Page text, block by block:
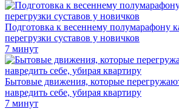
Подготовка к весеннему полумарафону
перегрузки суставов у новичков
7 минут
Бытовые движения, которые
навредить себе, убирая квартиру
7 минут